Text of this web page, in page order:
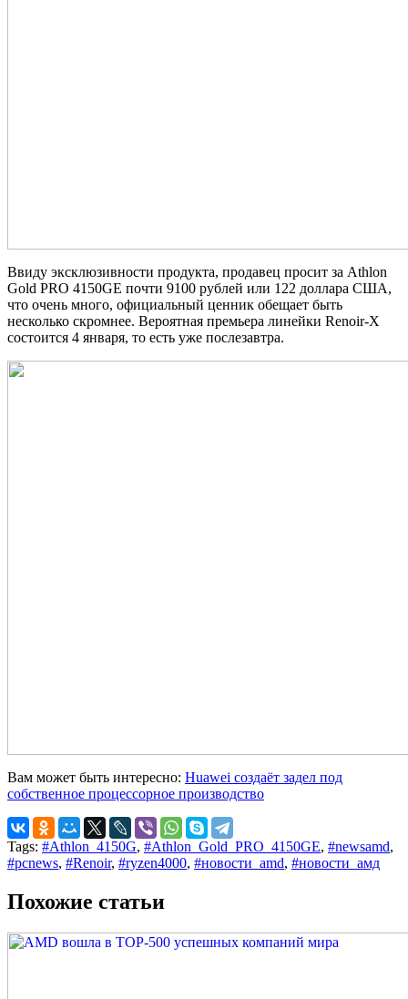
Ввиду эксклюзивности продукта, продавец просит за Athlon
Gold PRO 4150GE почти 9100 рублей или 122 доллара США,
что очень много, официальный ценник обещает быть
несколько скромнее. Вероятная премьера линейки Renoir-X
состоится 4 января, то есть уже послезавтра.
Вам может быть интересно: Huawei создаёт задел под
собственное процессорное производство
Tags: #Athlon_4150G, #Athlon_Gold_PRO_4150GE, #newsamd,
#pcnews, #Renoir, #ryzen4000, #новости_amd, #новости_амд
Похожие статьи